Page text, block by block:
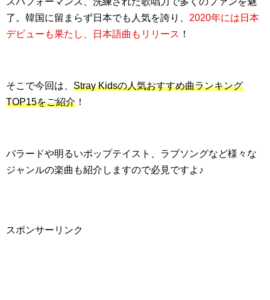
了。韓国に留まらず日本でも人気を誇り、 2020年には日本
デビューも果たし、日本語曲もリリース ！
そこで今回は、 Stray Kidsの人気おすすめ曲ランキング
TOP15をご紹介 ！
バラードや明るいポップテイスト、ラブソングなど様々な
ジャンルの楽曲も紹介しますので必見ですよ♪
スポンサーリンク